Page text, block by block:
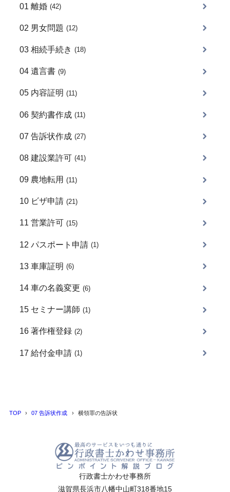
01 離婚 (42)
02 男女問題 (12)
03 相続手続き (18)
04 遺言書 (9)
05 内容証明 (11)
06 契約書作成 (11)
07 告訴状作成 (27)
08 建設業許可 (41)
09 農地転用 (11)
10 ビザ申請 (21)
11 営業許可 (15)
12 パスポート申請 (1)
13 車庫証明 (6)
14 車の名義変更 (6)
15 セミナー講師 (1)
16 著作権登録 (2)
17 給付金申請 (1)
TOP 07 告訴状作成 横領罪の告訴状
行政書士かわせ事務所
滋賀県長浜市八幡中山町318番地15